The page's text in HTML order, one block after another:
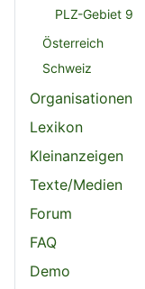
PLZ-Gebiet 9
Österreich
Schweiz
Organisationen
Lexikon
Kleinanzeigen
Texte/Medien
Forum
FAQ
Demo